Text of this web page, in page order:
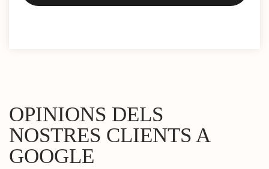
OPINIONS DELS
NOSTRES CLIENTS A
GOOGLE